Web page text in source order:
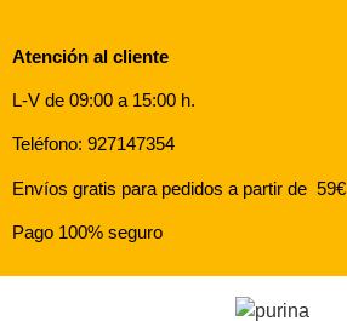
Atención al cliente
L-V de 09:00 a 15:00 h.
Teléfono: 927147354
Envíos gratis para pedidos a partir de 59€
Pago 100% seguro